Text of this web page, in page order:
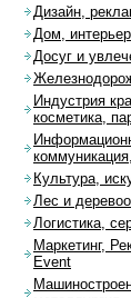
Дизайн,
Дом, интерьер
Досуг и
Индустрия
косметика,
Культура,
Лес и
Логистика,
Маркетинг,
Event